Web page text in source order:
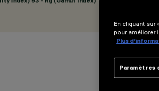
En cliquant sur
pour améliorer
Plus
Paramètres